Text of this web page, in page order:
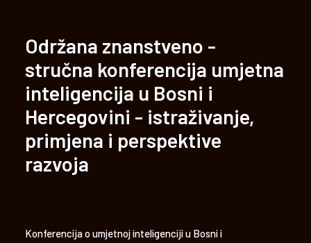
Održana znanstveno -
stručna konferencija umjetna
inteligencija u Bosni i
Hercegovini - istraživanje,
primjena i perspektive
razvoja
Konferencija o umjetnoj inteligenciji u Bosni i